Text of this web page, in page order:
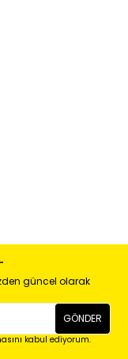
güncel olarak
GÖNDER
kabul ediyorum.